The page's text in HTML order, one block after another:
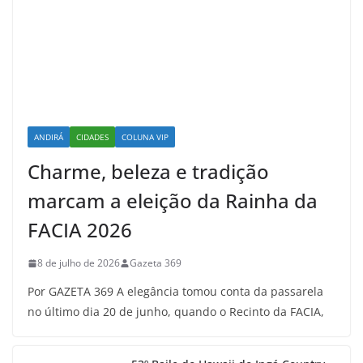
ANDIRÁ CIDADES COLUNA VIP
Charme, beleza e tradição
marcam a eleição da Rainha da
FACIA 2026
8 de julho de 2026 Gazeta 369
Por GAZETA 369 A elegância tomou conta da passarela
no último dia 20 de junho, quando o Recinto da FACIA,